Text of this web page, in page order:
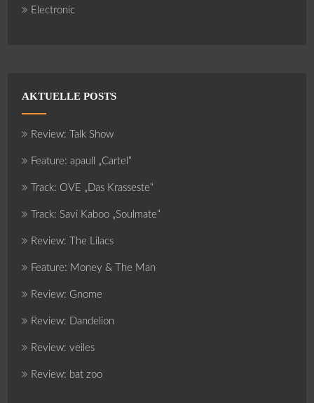
Electronic
AKTUELLE POSTS
Review: Talk Show
Feature: apaull „Cartel“
Track: OVE „Das Krasseste“
Track: Savi Kaboo „Soulmate“
Review: The Lilacs
Feature: Money & The Man
Review: Gnome
Review: Dandelion
Review: veiles
Review: bat zoo